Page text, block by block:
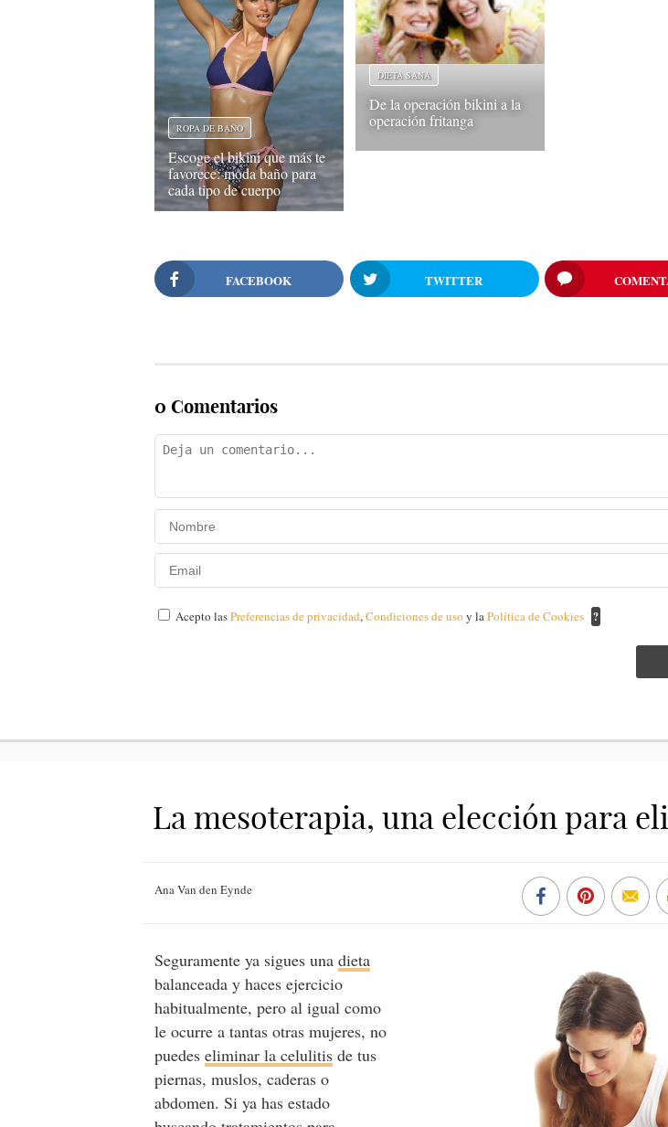
ROPA DE BAÑO
Escoge el bikini que más te
favorece: moda baño para
cada tipo de cuerpo
DIETA SANA
De la operación bikini a la
operación fritanga
FACEBOOK TWITTER
0 Comentarios
Acepto lasPreferencias de privacidad,Condiciones de usoy laPolítica de Cookies ?
La mesoterapia, una elección para
Ana Van den Eynde
Seguramente ya sigues unadieta
balanceada y haces ejercicio
habitualmente, pero al igual como
le ocurre a tantas otras mujeres, no
puedeseliminar la celulitis de tus
piernas, muslos, caderas o
abdomen. Si ya has estado